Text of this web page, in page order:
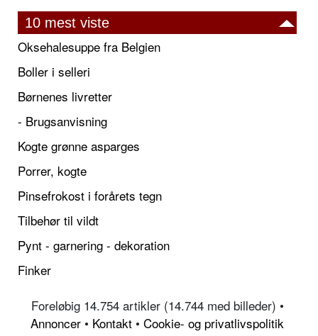
10 mest viste
Oksehalesuppe fra Belgien
Boller i selleri
Børnenes livretter
- Brugsanvisning
Kogte grønne asparges
Porrer, kogte
Pinsefrokost i forårets tegn
Tilbehør til vildt
Pynt - garnering - dekoration
Finker
Foreløbig 14.754 artikler (14.744 med billeder) •
Annoncer • Kontakt • Cookie- og privatlivspolitik